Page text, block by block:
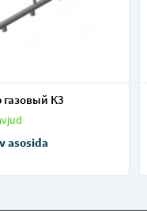
газовый К3
asosida